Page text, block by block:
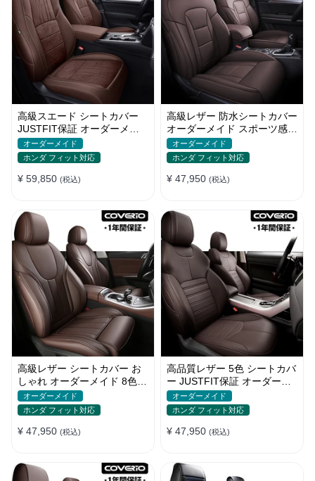
高級スエード シートカバー
JUSTFIT保証 オーダーメイ
ド 6色 防汚防水 オシャレ 全
席
オーダーメイド
ホンダ フィット対応
¥ 59,850 (税込)
高級レザー 防水シートカバー
オーダーメイド スポーツ感
通気性 耐久性 3色 全席セッ
ト
オーダーメイド
ホンダ フィット対応
¥ 47,950 (税込)
高級レザー シートカバー お
しゃれ オーダーメイド 8色
通気防水 耐摩耗性 全席セッ
ト
オーダーメイド
ホンダ フィット対応
¥ 47,950 (税込)
高品質レザー 5色 シートカバ
ー JUSTFIT保証 オーダーメ
イド 防汚防水 優れた耐久性
オーダーメイド
ホンダ フィット対応
¥ 47,950 (税込)